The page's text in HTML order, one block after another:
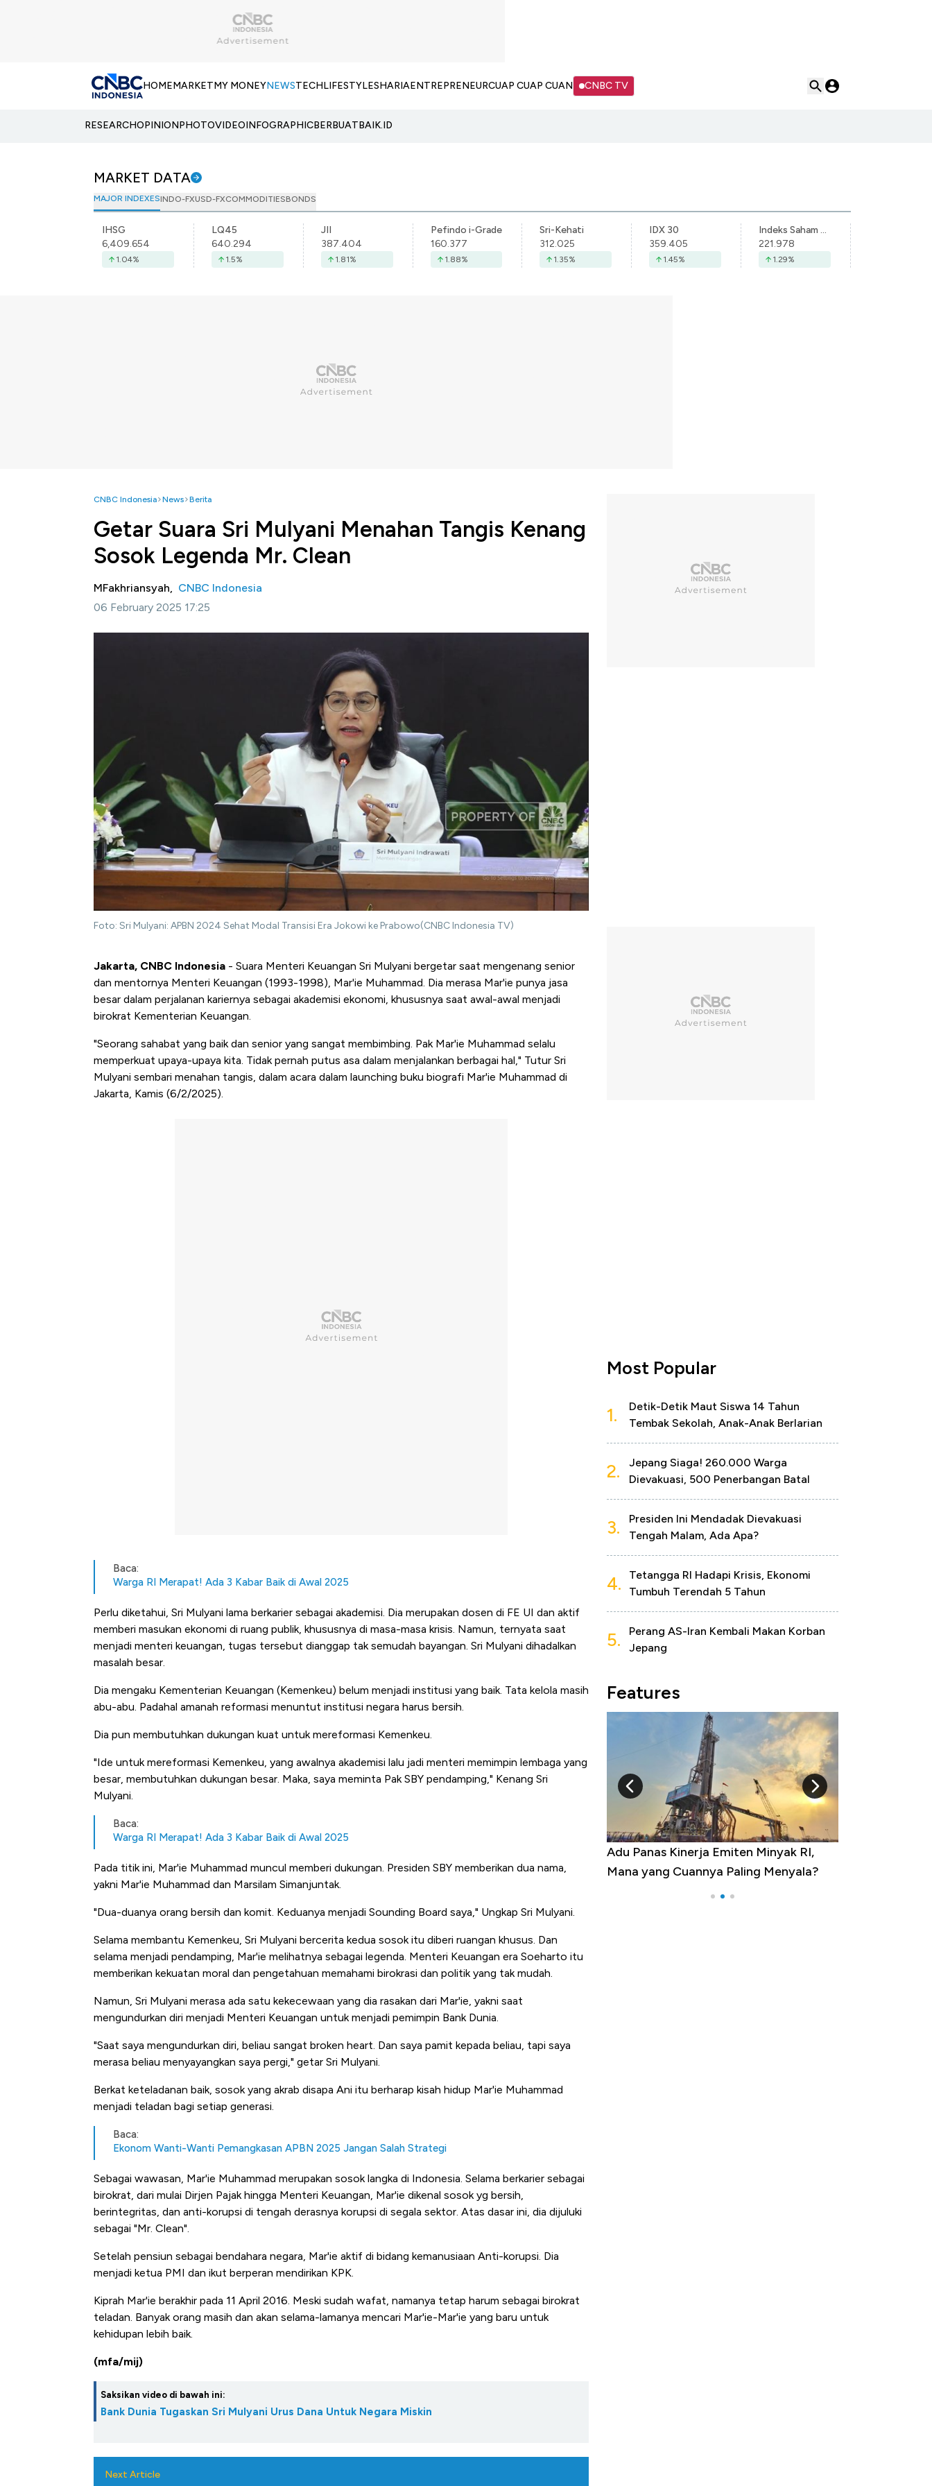
HOMEMARKETMY MONEYNEWSTECHLIFESTYLESHARIAENTREPRENEURCUAP CUAP CUAN CNBC TV
RESEARCHOPINIONPHOTOVIDEOINFOGRAPHICBERBUATBAIK.ID
MARKET DATA
MAJOR INDEXESINDO-FXUSD-FXCOMMODITIESBONDS
IHSG
6,409.654
1.04%
LQ45
640.294
1.5%
JII
387.404
1.81%
Pefindo i-Grade
160.377
1.88%
Sri-Kehati
312.025
1.35%
IDX 30
359.405
1.45%
Indeks Saham Syariah Indonesia
221.978
1.29%
CNBC Indonesia News Berita
Getar Suara Sri Mulyani Menahan Tangis Kenang
Sosok Legenda Mr. Clean
MFakhriansyah, CNBC Indonesia
06 February 2025 17:25
Foto: Sri Mulyani: APBN 2024 Sehat Modal Transisi Era Jokowi ke Prabowo(CNBC Indonesia TV)
Jakarta, CNBC Indonesia - Suara Menteri Keuangan Sri Mulyani bergetar saat mengenang senior
dan mentornya Menteri Keuangan (1993-1998), Mar'ie Muhammad. Dia merasa Mar'ie punya jasa
besar dalam perjalanan kariernya sebagai akademisi ekonomi, khususnya saat awal-awal menjadi
birokrat Kementerian Keuangan.
"Seorang sahabat yang baik dan senior yang sangat membimbing. Pak Mar'ie Muhammad selalu
memperkuat upaya-upaya kita. Tidak pernah putus asa dalam menjalankan berbagai hal," Tutur Sri
Mulyani sembari menahan tangis, dalam acara dalam launching buku biografi Mar'ie Muhammad di
Jakarta, Kamis (6/2/2025).
Baca:
Warga RI Merapat! Ada 3 Kabar Baik di Awal 2025
Perlu diketahui, Sri Mulyani lama berkarier sebagai akademisi. Dia merupakan dosen di FE UI dan aktif
memberi masukan ekonomi di ruang publik, khususnya di masa-masa krisis. Namun, ternyata saat
menjadi menteri keuangan, tugas tersebut dianggap tak semudah bayangan. Sri Mulyani dihadalkan
masalah besar.
Dia mengaku Kementerian Keuangan (Kemenkeu) belum menjadi institusi yang baik. Tata kelola masih
abu-abu. Padahal amanah reformasi menuntut institusi negara harus bersih.
Dia pun membutuhkan dukungan kuat untuk mereformasi Kemenkeu.
"Ide untuk mereformasi Kemenkeu, yang awalnya akademisi lalu jadi menteri memimpin lembaga yang
besar, membutuhkan dukungan besar. Maka, saya meminta Pak SBY pendamping," Kenang Sri
Mulyani.
Baca:
Warga RI Merapat! Ada 3 Kabar Baik di Awal 2025
Pada titik ini, Mar'ie Muhammad muncul memberi dukungan. Presiden SBY memberikan dua nama,
yakni Mar'ie Muhammad dan Marsilam Simanjuntak.
"Dua-duanya orang bersih dan komit. Keduanya menjadi Sounding Board saya," Ungkap Sri Mulyani.
Selama membantu Kemenkeu, Sri Mulyani bercerita kedua sosok itu diberi ruangan khusus. Dan
selama menjadi pendamping, Mar'ie melihatnya sebagai legenda. Menteri Keuangan era Soeharto itu
memberikan kekuatan moral dan pengetahuan memahami birokrasi dan politik yang tak mudah.
Namun, Sri Mulyani merasa ada satu kekecewaan yang dia rasakan dari Mar'ie, yakni saat
mengundurkan diri menjadi Menteri Keuangan untuk menjadi pemimpin Bank Dunia.
"Saat saya mengundurkan diri, beliau sangat broken heart. Dan saya pamit kepada beliau, tapi saya
merasa beliau menyayangkan saya pergi," getar Sri Mulyani.
Berkat keteladanan baik, sosok yang akrab disapa Ani itu berharap kisah hidup Mar'ie Muhammad
menjadi teladan bagi setiap generasi.
Baca:
Ekonom Wanti-Wanti Pemangkasan APBN 2025 Jangan Salah Strategi
Sebagai wawasan, Mar'ie Muhammad merupakan sosok langka di Indonesia. Selama berkarier sebagai
birokrat, dari mulai Dirjen Pajak hingga Menteri Keuangan, Mar'ie dikenal sosok yg bersih,
berintegritas, dan anti-korupsi di tengah derasnya korupsi di segala sektor. Atas dasar ini, dia dijuluki
sebagai "Mr. Clean".
Setelah pensiun sebagai bendahara negara, Mar'ie aktif di bidang kemanusiaan Anti-korupsi. Dia
menjadi ketua PMI dan ikut berperan mendirikan KPK.
Kiprah Mar'ie berakhir pada 11 April 2016. Meski sudah wafat, namanya tetap harum sebagai birokrat
teladan. Banyak orang masih dan akan selama-lamanya mencari Mar'ie-Mar'ie yang baru untuk
kehidupan lebih baik.
(mfa/mij)
Saksikan video di bawah ini:
Bank Dunia Tugaskan Sri Mulyani Urus Dana Untuk Negara Miskin
Next Article
Most Popular
1.
Detik-Detik Maut Siswa 14 Tahun
Tembak Sekolah, Anak-Anak Berlarian
2.
Jepang Siaga! 260.000 Warga
Dievakuasi, 500 Penerbangan Batal
3.
Presiden Ini Mendadak Dievakuasi
Tengah Malam, Ada Apa?
4.
Tetangga RI Hadapi Krisis, Ekonomi
Tumbuh Terendah 5 Tahun
5.
Perang AS-Iran Kembali Makan Korban
Jepang
Features
Tembaga Terbang ke Zona Berbahaya
Adu Panas Kinerja Emiten Minyak RI,
Mana yang Cuannya Paling Menyala?